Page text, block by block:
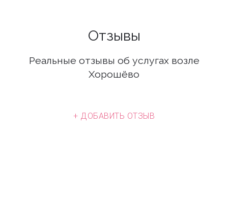
Отзывы
Реальные отзывы об услугах возле
Хорошёво
+ ДОБАВИТЬ ОТЗЫВ